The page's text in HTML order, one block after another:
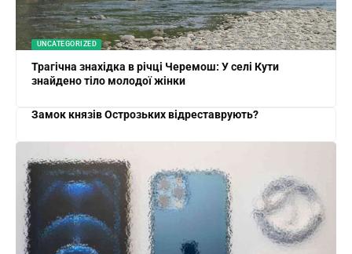
UNCATEGORIZED
Трагічна знахідка в річці Черемош: У селі Кути
знайдено тіло молодої жінки
Замок князів Острозьких відреставрують?